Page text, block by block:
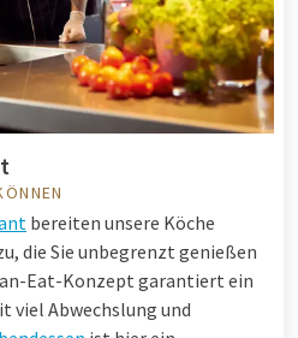
bereiten unsere Köche
die Sie unbegrenzt genießen
Eat-Konzept garantiert ein
viel Abwechslung und